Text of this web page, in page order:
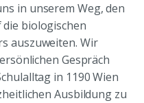
in unserem Weg, den
biologischen
auszuweiten. Wir
Gespräch
in 1190 Wien
Ausbildung zu